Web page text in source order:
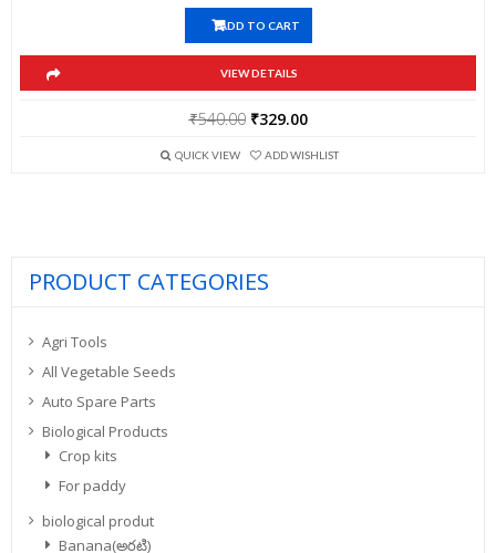
ADD TO CART
VIEW DETAILS
₹540.00 Original
was:
₹329.00Current
is:
QUICK VIEW ADD WISHLIST
PRODUCT CATEGORIES
Agri Tools
All Vegetable Seeds
Auto Spare Parts
Biological Products
Crop kits
For paddy
biological produt
Banana(అరటి)